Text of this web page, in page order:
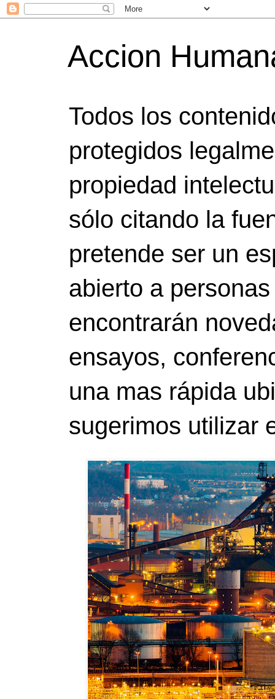
Accion
Todos los
protegidos
propiedad
sólo citando la
pretende ser un
abierto a
encontrarán
ensayos,
una mas rápida
sugerimos utilizar